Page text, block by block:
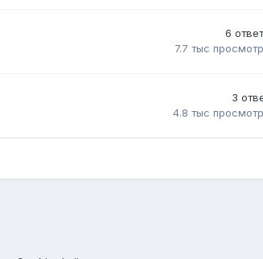
6
7.7 тыс
3
4.8 тыс